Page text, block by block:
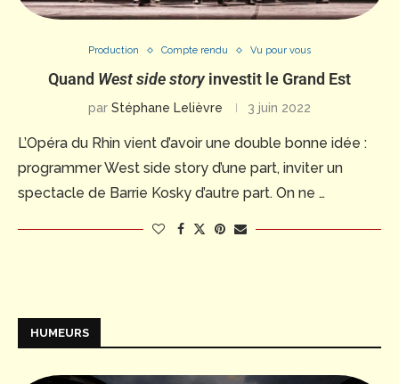
Production Compte rendu Vu pour vous
Quand West side storyinvestit le Grand Est
par Stéphane Lelièvre 3 juin 2022
L’Opéra du Rhin vient d’avoir une double bonne idée :
programmer West side story d’une part, inviter un
spectacle de Barrie Kosky d’autre part. On ne …
HUMEURS